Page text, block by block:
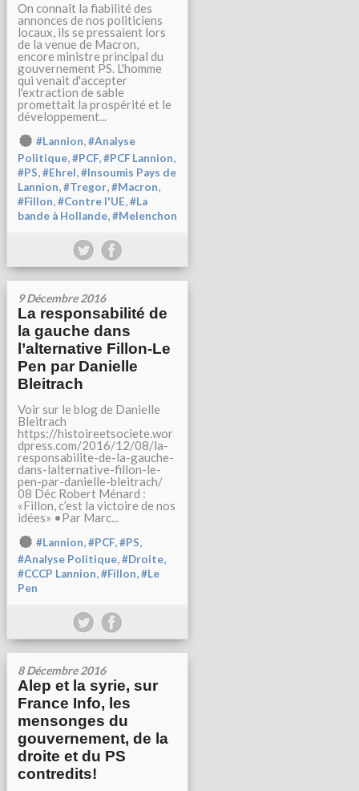
On connaît la fiabilité des
annonces de nos politiciens
locaux, ils se pressaient lors
de la venue de Macron,
encore ministre principal du
gouvernement PS. L'homme
qui venait d'accepter
l'extraction de sable
promettait la prospérité et le
développement...
#Lannion,#Analyse
Politique,#PCF,#PCF Lannion,
#PS,#Ehrel,#Insoumis Pays de
Lannion,#Tregor,#Macron,
#Fillon,#Contre l'UE,#La
bande à Hollande,#Melenchon
9 Décembre 2016
La responsabilité de
la gauche dans
l’alternative Fillon-Le
Pen par Danielle
Bleitrach
Voir sur le blog de Danielle
Bleitrach
https://histoireetsociete.wor
dpress.com/2016/12/08/la-
responsabilite-de-la-gauche-
dans-lalternative-fillon-le-
pen-par-danielle-bleitrach/
08 Déc Robert Ménard :
«Fillon, c’est la victoire de nos
idées» •Par Marc...
#Lannion,#PCF,#PS,
#Analyse Politique,#Droite,
#CCCP Lannion,#Fillon,#Le
Pen
8 Décembre 2016
Alep et la syrie, sur
France Info, les
mensonges du
gouvernement, de la
droite et du PS
contredits!